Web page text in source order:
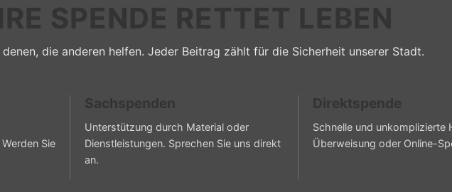
SPENDE RETTET LEBEN
denen, die anderen helfen. Jeder Beitrag zählt für die Sicherheit unserer Stadt.
Sie
Sachspenden
Unterstützung durch Material oder
Dienstleistungen. Sprechen Sie uns direkt
an.
Direktspende
Schnelle und unkomplizierte
Überweisung oder Online-